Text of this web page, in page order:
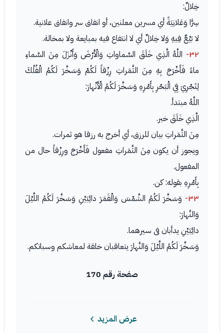
خِلالٌ:
سِرًّا وَعَلانِيَةً أي مسرين معلنين، أو انفاق سر وانفاق علانية.
لا بَيْعٌ فِيهِ وَلا خِلالٌ أي لا انتفاع فيه بمبايعة ولا بمخالة.
٣٢-
اللَّهُ الَّذِي خَلَقَ السَّماواتِ وَالْأَرْضَ وَأَنْزَلَ مِنَ السَّماءِ
ماءً فَأَخْرَجَ بِهِ مِنَ الثَّمَراتِ رِزْقاً لَكُمْ وَسَخَّرَ لَكُمُ الْفُلْكَ
لِتَجْرِيَ فِي الْبَحْرِ بِأَمْرِهِ وَسَخَّرَ لَكُمُ الْأَنْهارَ:
اللَّهُ مبتدأ.
الَّذِي خَلَقَ خبر.
مِنَ الثَّمَراتِ بيان للرزق، أي أخرج به رزقا هو ثمرات.
ويجوز أن يكون مِنَ الثَّمَراتِ مفعول فَأَخْرَجَ ورِزْقاً حال من
المفعول.
بِأَمْرِهِ بقوله: كن.
٣٣- وَسَخَّرَ لَكُمُ الشَّمْسَ وَالْقَمَرَ دائِبَيْنِ وَسَخَّرَ لَكُمُ اللَّيْلَ
وَالنَّهارَ:
دائِبَيْنِ يدأبان فى سيرهما.
وَسَخَّرَ لَكُمُ اللَّيْلَ وَالنَّهارَ يتعاقبان خلقة لمعاشكم وسباتكم.
صفحة رقم 170
عرض المزيد